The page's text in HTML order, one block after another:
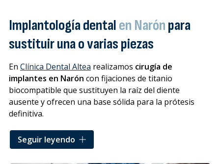
Facebook Instagram
Implantología dentalen Narónpara
sustituir una o varias piezas
En Clínica Dental Altea realizamos cirugía de
implantes en Narón con fijaciones de titanio
biocompatible que sustituyen la raíz del diente
ausente y ofrecen una base sólida para la prótesis
definitiva.
El procedimiento se realiza con
técnicas mínimamente invasivas
Seguir leyendo